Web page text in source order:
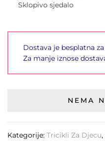
Sklopivo sjedalo
Dostava je besplatna
Za manje iznose
NEMA
Kategorije: Tricikli Za Djecu,